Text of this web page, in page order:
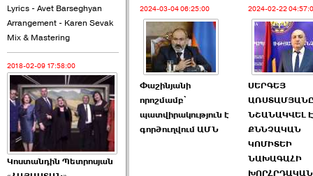
Ծառուկյանի փեսան
վնասել է ›››
2026-06-09 07:11:00
Lyrics - Avet Barseghyan
Arrangement - Karen Sevak
Mix & Mastering
2018-02-09 17:58:00
Կոստանդին Պետրոսյան
2024-03-04 06:25:00
Փաշինյանի
որոշմամբ՝
պատվիրակություն է
գործուղվում ԱՄՆ
2024-02-22
ՍԵՐԳԵՅ
ՆՇԱՆԱԿՎԵԼ
ՔՆՆՉԱԿԱՆ
ԿՈՄԻՏԵԻ
ՆԱԽԱԳԱՀԻ
ԽՈՐՀՐԴԱԿԱՆ